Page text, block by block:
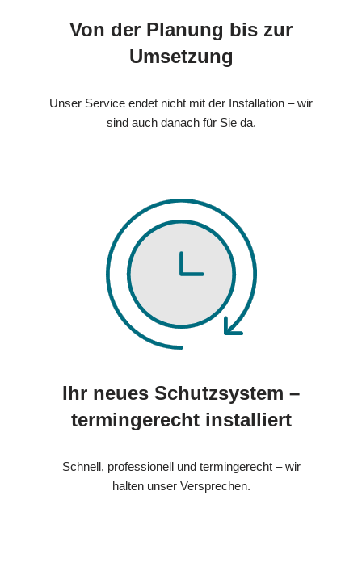
Von der Planung bis zur
Umsetzung
Unser Service endet nicht mit der Installation – wir
sind auch danach für Sie da.
Ihr neues Schutzsystem –
termingerecht installiert
Schnell, professionell und termingerecht – wir
halten unser Versprechen.